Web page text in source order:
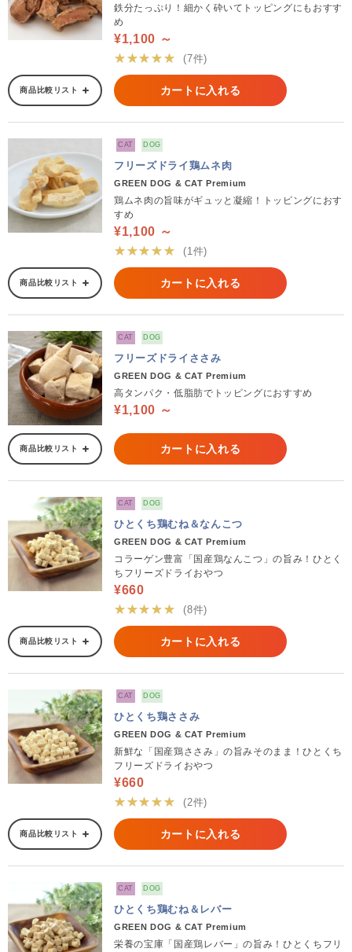
鉄分たっぷり！細かく砕いてトッピングにもおすす
め
¥1,100 ～
★★★★★
(7件)
商品比較リスト カートに入れる
CAT DOG
フリーズドライ鶏ムネ肉
GREEN DOG & CAT Premium
鶏ムネ肉の旨味がギュッと凝縮！トッピングにおす
すめ
¥1,100 ～
★★★★★
(1件)
商品比較リスト カートに入れる
CAT DOG
フリーズドライささみ
GREEN DOG & CAT Premium
高タンパク・低脂肪でトッピングにおすすめ
¥1,100 ～
商品比較リスト カートに入れる
CAT DOG
ひとくち鶏むね＆なんこつ
GREEN DOG & CAT Premium
コラーゲン豊富「国産鶏なんこつ」の旨み！ひとく
ちフリーズドライおやつ
¥660
★★★★★
(8件)
商品比較リスト カートに入れる
CAT DOG
ひとくち鶏ささみ
GREEN DOG & CAT Premium
新鮮な「国産鶏ささみ」の旨みそのまま！ひとくち
フリーズドライおやつ
¥660
★★★★★
(2件)
商品比較リスト カートに入れる
CAT DOG
ひとくち鶏むね＆レバー
GREEN DOG & CAT Premium
栄養の宝庫「国産鶏レバー」の旨み！ひとくちフリ